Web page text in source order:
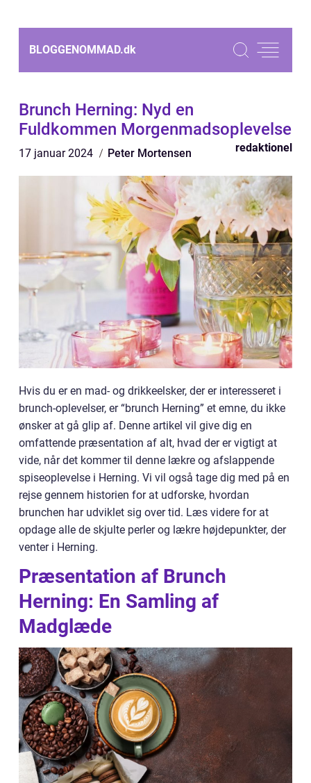
BLOGGENOMMAD.dk
Brunch Herning: Nyd en
Fuldkommen Morgenmadsoplevelse
17 januar 2024 Peter Mortensen redaktionel
Hvis du er en mad- og drikkeelsker, der er interesseret i
brunch-oplevelser, er “brunch Herning” et emne, du ikke
ønsker at gå glip af. Denne artikel vil give dig en
omfattende præsentation af alt, hvad der er vigtigt at
vide, når det kommer til denne lækre og afslappende
spiseoplevelse i Herning. Vi vil også tage dig med på en
rejse gennem historien for at udforske, hvordan
brunchen har udviklet sig over tid. Læs videre for at
opdage alle de skjulte perler og lækre højdepunkter, der
venter i Herning.
Præsentation af Brunch
Herning: En Samling af
Madglæde